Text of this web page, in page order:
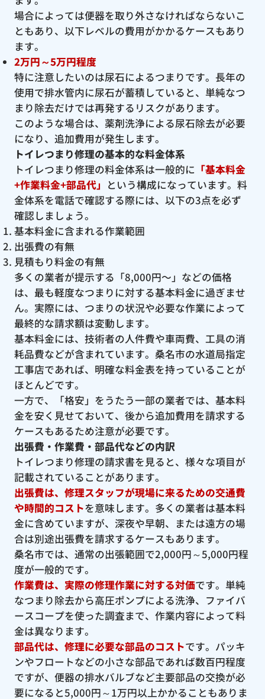
場合によっては便器を取り外さなければならないこ
ともあり、以下レベルの費用がかかるケースもあり
ます。
2万円～5万円程度
特に注意したいのは尿石によるつまりです。長年の
使用で排水管内に尿石が蓄積していると、単純なつ
まり除去だけでは再発するリスクがあります。
このような場合は、薬剤洗浄による尿石除去が必要
になり、追加費用が発生します。
トイレつまり修理の基本的な料金体系
トイレつまり修理の料金体系は一般的に 「基本料金
+作業料金+部品代」 という構成になっています。料
金体系を電話で確認する際には、以下の3点を必ず
確認しましょう。
基本料金に含まれる作業範囲
出張費の有無
見積もり料金の有無
多くの業者が提示する「8,000円〜」などの価格
は、最も軽度なつまりに対する基本料金に過ぎませ
ん。実際には、つまりの状況や必要な作業によって
最終的な請求額は変動します。
基本料金には、技術者の人件費や車両費、工具の消
耗品費などが含まれています。桑名市の水道局指定
工事店であれば、明確な料金表を持っていることが
ほとんどです。
一方で、「格安」をうたう一部の業者では、基本料
金を安く見せておいて、後から追加費用を請求する
ケースもあるため注意が必要です。
出張費・作業費・部品代などの内訳
トイレつまり修理の請求書を見ると、様々な項目が
記載されていることがあります。
出張費は、修理スタッフが現場に来るための交通費
や時間的コストを意味します。多くの業者は基本料
金に含めていますが、深夜や早朝、または遠方の場
合は別途出張費を請求するケースもあります。
桑名市では、通常の出張範囲で2,000円～5,000円程
度が一般的です。
作業費は、実際の修理作業に対する対価です。単純
なつまり除去から高圧ポンプによる洗浄、ファイバ
ースコープを使った調査まで、作業内容によって料
金は異なります。
部品代は、修理に必要な部品のコストです。パッキ
ンやフロートなどの小さな部品であれば数百円程度
ですが、便器の排水バルブなど主要部品の交換が必
要になると5,000円～1万円以上かかることもありま